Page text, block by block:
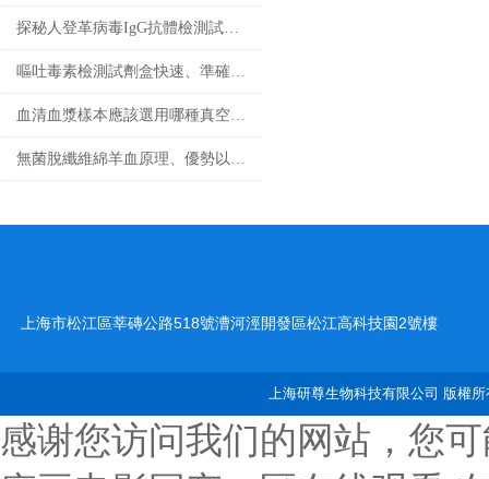
探秘人登革病毒IgG抗體檢測試劑盒：科學守護健康防線
嘔吐毒素檢測試劑盒快速、準確檢測糧食中的有害物質
血清血漿樣本應該選用哪種真空采血管收集？
無菌脫纖維綿羊血原理、優勢以及應用前景
上海市松江區莘磚公路518號漕河涇開發區松江高科技園2號樓
上海研尊生物科技有限公司 版權
感谢您访问我们的网站，您